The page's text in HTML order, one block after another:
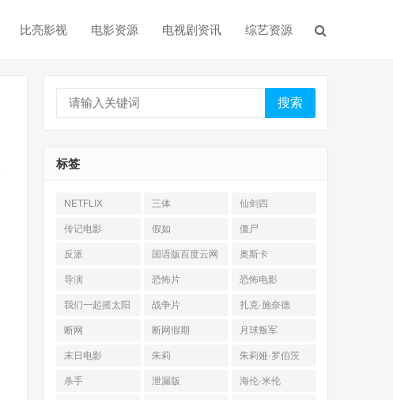
比亮影视 电影资源 电视剧资讯 综艺资源
搜索
标签
NETFLIX 三体 仙剑四
传记电影 假如 僵尸
反派
国语版百度云网
盘
奥斯卡
导演 恐怖片 恐怖电影
我们一起摇太阳 战争片 扎克·施奈德
断网 断网假期 月球叛军
末日电影 朱莉 朱莉娅·罗伯茨
杀手 泄漏版 海伦·米伦